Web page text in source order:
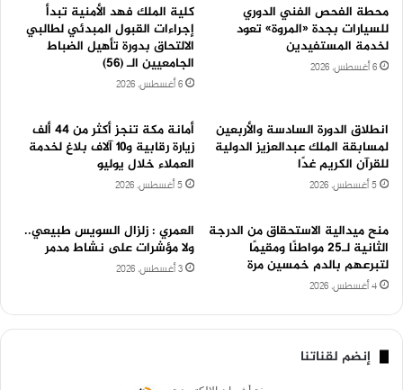
محطة الفحص الفني الدوري
للسيارات بجدة «المروة» تعود
لخدمة المستفيدين
6 أغسطس، 2026
كلية الملك فهد الأمنية تبدأ
إجراءات القبول المبدئي لطالبي
الالتحاق بدورة تأهيل الضباط
الجامعيين الـ (56)
6 أغسطس، 2026
انطلاق الدورة السادسة والأربعين
لمسابقة الملك عبدالعزيز الدولية
للقرآن الكريم غدًا
5 أغسطس، 2026
أمانة مكة تنجز أكثر من ٤٤ ألف
زيارة رقابية و١٠ آلاف بلاغ لخدمة
العملاء خلال يوليو
5 أغسطس، 2026
منح ميدالية الاستحقاق من الدرجة
الثانية لـ25 مواطنًا ومقيمًا
لتبرعهم بالدم خمسين مرة
4 أغسطس، 2026
العمري : زلزال السويس طبيعي..
ولا مؤشرات على نشاط مدمر
3 أغسطس، 2026
إنضم لقناتنا